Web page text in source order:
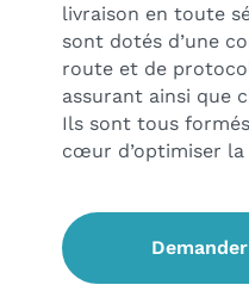
livraison en toute
sont dotés d’une
route et de
assurant ainsi que
Ils sont tous
cœur d’optimiser